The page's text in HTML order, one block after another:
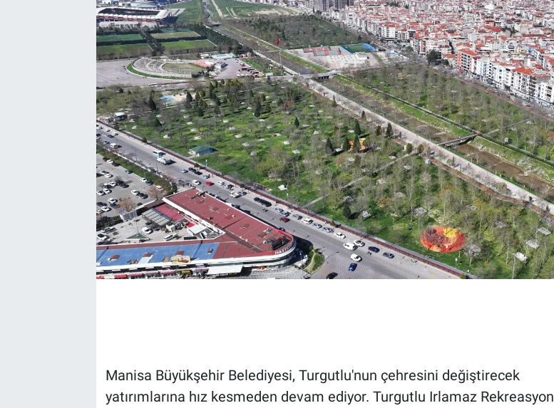
Manisa Büyükşehir Belediyesi, Turgutlu'nun çehresini değiştirecek
yatırımlarına hız kesmeden devam ediyor. Turgutlu Irlamaz Rekreasyon